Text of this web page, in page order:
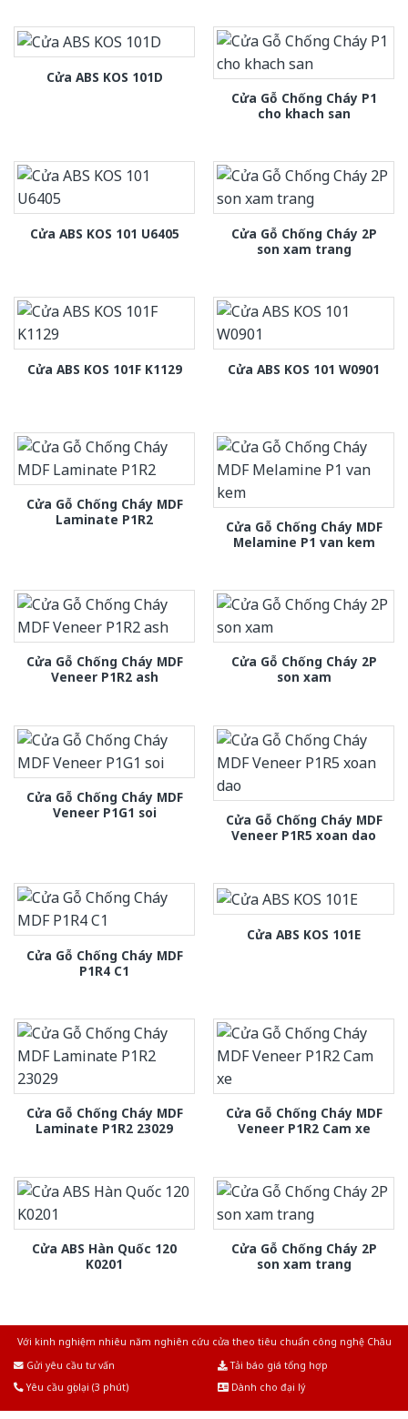
Cửa ABS KOS 101D
Cửa Gỗ Chống Cháy P1
cho khach san
Cửa ABS KOS 101 U6405
Cửa Gỗ Chống Cháy 2P
son xam trang
Cửa ABS KOS 101F K1129 Cửa ABS KOS 101 W0901
Cửa Gỗ Chống Cháy MDF
Laminate P1R2
Cửa Gỗ Chống Cháy MDF
Melamine P1 van kem
Cửa Gỗ Chống Cháy MDF
Veneer P1R2 ash
Cửa Gỗ Chống Cháy 2P
son xam
Cửa Gỗ Chống Cháy MDF
Veneer P1G1 soi
Cửa Gỗ Chống Cháy MDF
Veneer P1R5 xoan dao
Cửa Gỗ Chống Cháy MDF
P1R4 C1
Cửa ABS KOS 101E
Cửa Gỗ Chống Cháy MDF
Laminate P1R2 23029
Cửa Gỗ Chống Cháy MDF
Veneer P1R2 Cam xe
Cửa ABS Hàn Quốc 120
K0201
Cửa Gỗ Chống Cháy 2P
son xam trang
Với kinh nghiệm nhiêu năm nghiên cứu cửa theo tiêu chuẩn công nghệ Châu
Gửi yêu cầu tư vấn
Tải báo giá tổng hợp
Yêu cầu gọi lại (3 phút)
Dành cho đại lý